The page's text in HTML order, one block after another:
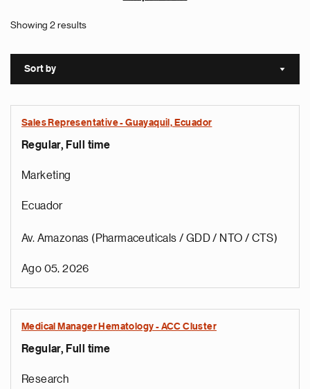
Showing 2 results
Sort by Sort
Sales Representative - Guayaquil, Ecuador
Regular, Full time
Marketing
Ecuador
Av. Amazonas (Pharmaceuticals / GDD / NTO / CTS)
Ago 05, 2026
Medical Manager Hematology - ACC Cluster
Regular, Full time
Research